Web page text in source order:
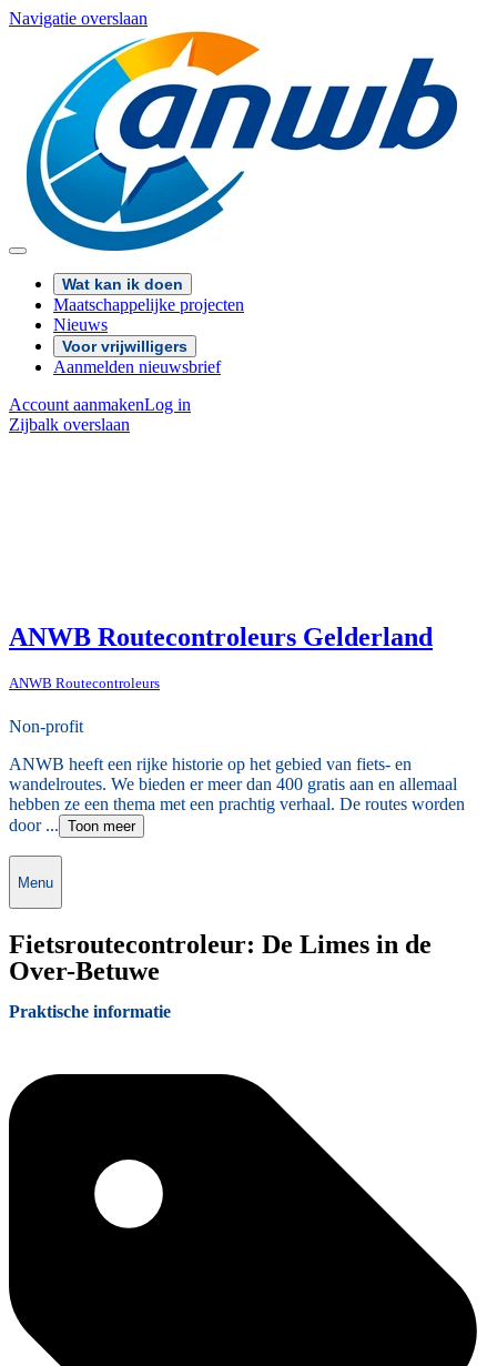
Navigatie overslaan
Wat kan ik doen
Maatschappelijke projecten
Nieuws
Voor vrijwilligers
Aanmelden nieuwsbrief
Account aanmakenLog in
Zijbalk overslaan
ANWB Routecontroleurs Gelderland
ANWB Routecontroleurs
Non-profit
ANWB heeft een rijke historie op het gebied van fiets- en
wandelroutes. We bieden er meer dan 400 gratis aan en allemaal
hebben ze een thema met een prachtig verhaal. De routes worden
door ... Toon meer
Menu
Fietsroutecontroleur: De Limes in de
Over-Betuwe
Praktische informatie